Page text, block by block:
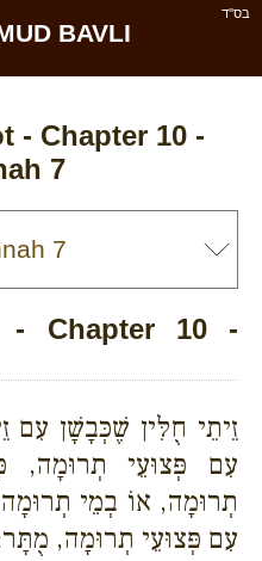
בס''ד
BAVLI
- Chapter 10 -
7
- Chapter 10 -
זֵיתֵי חֻלִּין שֶׁכְּבָשָׁן עִם
עִם פְּצוּעֵי תְרוּמָה,
תְרוּמָה, אוֹ בְמֵי
עִם פְּצוּעֵי תְרוּמָה,